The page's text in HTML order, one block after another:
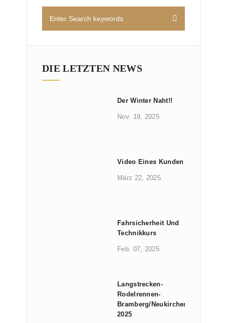
DIE LETZTEN NEWS
Der Winter Naht!!
Nov. 19, 2025
Video Eines Kunden
März 22, 2025
Fahrsicherheit Und
Technikkurs
Feb. 07, 2025
Langstrecken-
Rodelrennen-
Bramberg/Neukirchen
2025